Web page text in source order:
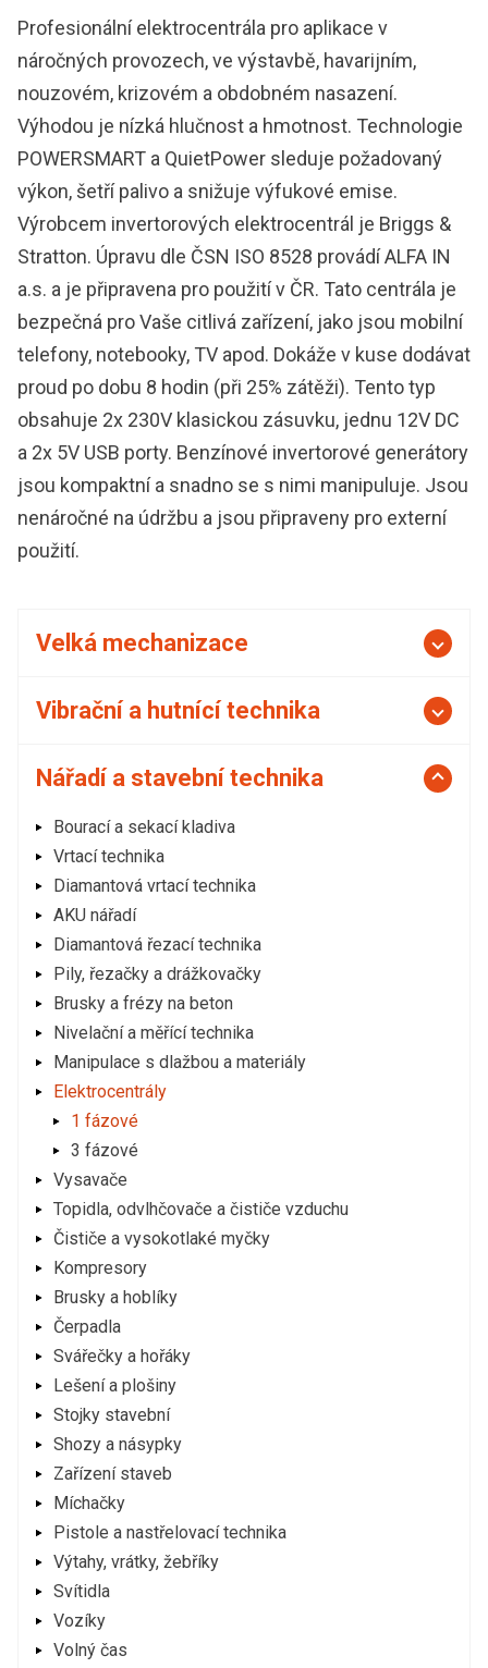
Velká mechanizace
Vibrační a hutnící technika
Nářadí a stavební technika
Bourací a sekací kladiva
Vrtací technika
Diamantová vrtací technika
AKU nářadí
Diamantová řezací technika
Pily, řezačky a drážkovačky
Brusky a frézy na beton
Nivelační a měřící technika
Manipulace s dlažbou a materiály
Elektrocentrály
1 fázové
3 fázové
Vysavače
Topidla, odvlhčovače a čističe vzduchu
Čističe a vysokotlaké myčky
Kompresory
Brusky a hoblíky
Čerpadla
Svářečky a hořáky
Lešení a plošiny
Stojky stavební
Shozy a násypky
Zařízení staveb
Míchačky
Pistole a nastřelovací technika
Výtahy, vrátky, žebříky
Svítidla
Vozíky
Volný čas
Profesionální elektrocentrála pro aplikace v
náročných provozech, ve výstavbě, havarijním,
nouzovém, krizovém a obdobném nasazení.
Výhodou je nízká hlučnost a hmotnost. Technologie
POWERSMART a QuietPower sleduje požadovaný
výkon, šetří palivo a snižuje výfukové emise.
Výrobcem invertorových elektrocentrál je Briggs &
Stratton. Úpravu dle ČSN ISO 8528 provádí ALFA IN
a.s. a je připravena pro použití v ČR. Tato centrála je
bezpečná pro Vaše citlivá zařízení, jako jsou mobilní
telefony, notebooky, TV apod. Dokáže v kuse dodávat
proud po dobu 8 hodin (při 25% zátěži). Tento typ
obsahuje 2x 230V klasickou zásuvku, jednu 12V DC
a 2x 5V USB porty. Benzínové invertorové generátory
jsou kompaktní a snadno se s nimi manipuluje. Jsou
nenáročné na údržbu a jsou připraveny pro externí
použití.